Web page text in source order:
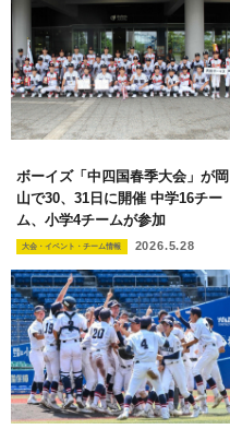
ボーイズ「中四国春季大会」が岡
山で30、31日に開催 中学16チー
ム、小学4チームが参加
大会・イベント・チーム情報 2026.5.28